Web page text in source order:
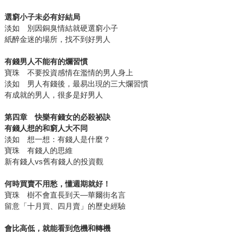
選窮小子未必有好結局
淡如 別因銅臭情結就硬選窮小子
紙醉金迷的場所，找不到好男人
有錢男人不能有的爛習慣
寶珠 不要投資感情在濫情的男人身上
淡如 男人有錢後，最易出現的三大爛習慣
有成就的男人，很多是好男人
第四章 快樂有錢女的必殺祕訣
有錢人想的和窮人大不同
淡如 想一想：有錢人是什麼？
寶珠 有錢人的思維
新有錢人vs舊有錢人的投資觀
何時買賣不用愁，懂週期就好！
寶珠 樹不會直長到天—華爾街名言
留意「十月買、四月賣」的歷史經驗
會比高低，就能看到危機和轉機